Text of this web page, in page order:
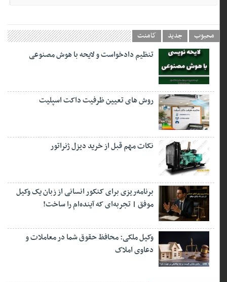
محبوب جدید کامنت
تنظیم دادخواست و لایحه با هوش مصنوعی
روش های تعیین ظرفیت داکت اسپلیت
نکات مهم قبل از خرید دیزل ژنراتور
برنامه‌ریزی برای کنکور انسانی از زبان یک وکیل
موفق | تجربه‌ای که آینده‌ام را ساخت!
وکیل ملکی: محافظ حقوق شما در معاملات و
دعاوی املاک